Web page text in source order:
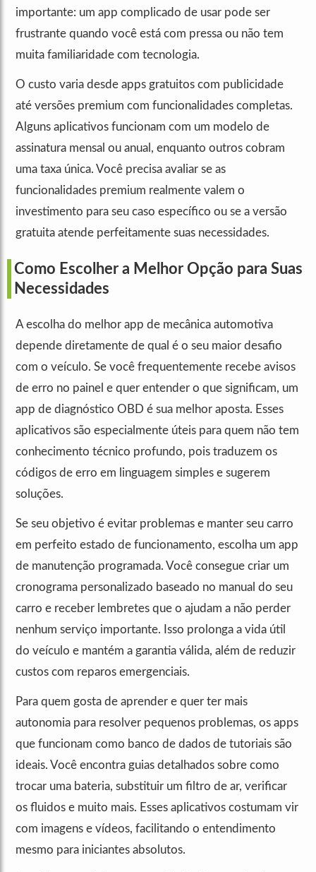
importante: um app complicado de usar pode ser
frustrante quando você está com pressa ou não tem
muita familiaridade com tecnologia.
O custo varia desde apps gratuitos com publicidade
até versões premium com funcionalidades completas.
Alguns aplicativos funcionam com um modelo de
assinatura mensal ou anual, enquanto outros cobram
uma taxa única. Você precisa avaliar se as
funcionalidades premium realmente valem o
investimento para seu caso específico ou se a versão
gratuita atende perfeitamente suas necessidades.
Como Escolher a Melhor Opção para Suas
Necessidades
A escolha do melhor app de mecânica automotiva
depende diretamente de qual é o seu maior desafio
com o veículo. Se você frequentemente recebe avisos
de erro no painel e quer entender o que significam, um
app de diagnóstico OBD é sua melhor aposta. Esses
aplicativos são especialmente úteis para quem não tem
conhecimento técnico profundo, pois traduzem os
códigos de erro em linguagem simples e sugerem
soluções.
Se seu objetivo é evitar problemas e manter seu carro
em perfeito estado de funcionamento, escolha um app
de manutenção programada. Você consegue criar um
cronograma personalizado baseado no manual do seu
carro e receber lembretes que o ajudam a não perder
nenhum serviço importante. Isso prolonga a vida útil
do veículo e mantém a garantia válida, além de reduzir
custos com reparos emergenciais.
Para quem gosta de aprender e quer ter mais
autonomia para resolver pequenos problemas, os apps
que funcionam como banco de dados de tutoriais são
ideais. Você encontra guias detalhados sobre como
trocar uma bateria, substituir um filtro de ar, verificar
os fluidos e muito mais. Esses aplicativos costumam vir
com imagens e vídeos, facilitando o entendimento
mesmo para iniciantes absolutos.